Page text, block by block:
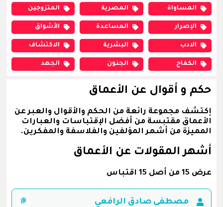
المساواة المصرية المتزوجين
الإصرار المساعدة الأشواق
الادب البشرية الاكتشاف
الكفاح الجنون الجهد
حكم و أقوال عن الأعماق
إكتشف مجموعة رائعة من الحكم والأقوال والعبر عن
الأعماق مقتبسة من أفضل الإقتباسات والعبارات
المميزة من أشهر المؤلفين والفلاسفة والمفكرين.
أشهر المقولات عن الأعماق
عرض 15 من أصل 15 اقتباس
مصطفى صادق الرافعي